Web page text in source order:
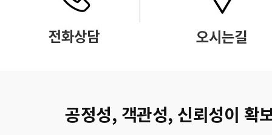
공정성, 객관성, 신뢰성이 확